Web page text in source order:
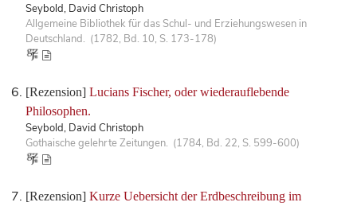
Seybold, David Christoph
Allgemeine Bibliothek für das Schul- und Erziehungswesen in
Deutschland. (1782, Bd. 10, S. 173-178)
[Rezension] Lucians Fischer, oder wiederauflebende
Philosophen.
Seybold, David Christoph
Gothaische gelehrte Zeitungen. (1784, Bd. 22, S. 599-600)
[Rezension] Kurze Uebersicht der Erdbeschreibung im